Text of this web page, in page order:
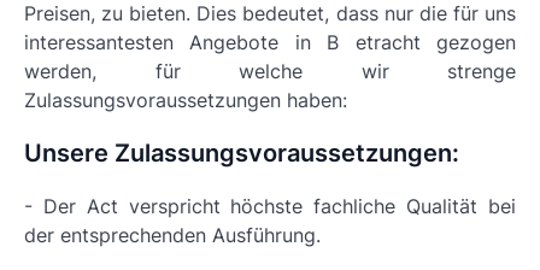
Preisen, zu bieten. Dies bedeutet, dass nur die für uns
interessantesten Angebote in B etracht gezogen
werden, für welche wir strenge
Zulassungsvoraussetzungen haben:
Unsere Zulassungsvoraussetzungen:
- Der Act verspricht höchste fachliche Qualität bei
der entsprechenden Ausführung.